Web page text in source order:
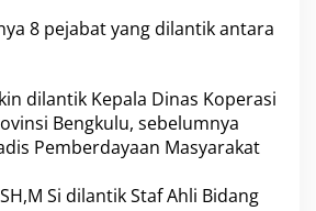
a
B
e
r
k
8 pejabat yang dilantik antara
dilantik Kepala Dinas Koperasi
Bengkulu, sebelumnya
Pemberdayaan Masyarakat
Si dilantik Staf Ahli Bidang